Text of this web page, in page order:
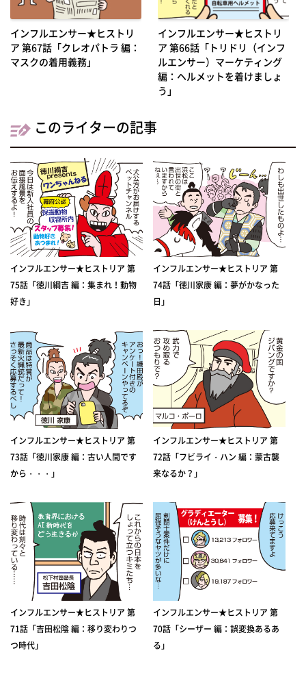
インフルエンサー★ヒストリ
ア 第67話「クレオパトラ 編：
マスクの着用義務」
インフルエンサー★ヒストリ
ア 第66話「トリドリ（インフ
ルエンサー）マーケティング
編：ヘルメットを着けましょ
う」
このライターの記事
インフルエンサー★ヒストリア 第
75話「徳川綱吉 編：集まれ！動物
好き」
インフルエンサー★ヒストリア 第
74話「徳川家康 編：夢がかなった
日」
インフルエンサー★ヒストリア 第
73話「徳川家康 編：古い人間です
から・・・」
インフルエンサー★ヒストリア 第
72話「フビライ・ハン 編：蒙古襲
来なるか？」
インフルエンサー★ヒストリア 第
71話「吉田松陰 編：移り変わりつ
つ時代」
インフルエンサー★ヒストリア 第
70話「シーザー 編：誤変換あるあ
る」